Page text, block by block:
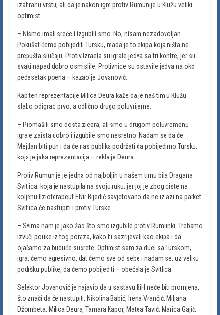
izabranu vrstu, ali da je nakon igre protiv Rumunije u Klužu veliki
optimist.
– Nismo imali sreće i izgubili smo. No, nisam nezadovoljan.
Pokušat ćemo pobijediti Tursku, mada je to ekipa koja ništa ne
prepušta slučaju. Protiv Izraela su igrale jedva sa tri kontre, jer su
svaki napad dobro osmislile. Protivnice su ostavile jedva na oko
pedesetak poena – kazao je Jovanović.
Kapiten reprezentacije Milica Deura kaže da je naš tim u Klužu
slabo odigrao prvo, a odlično drugo poluvrijeme.
– Promašili smo dosta zicera, ali smo u drugom poluvremenu
igrale zaista dobro i izgubile smo nesretno. Nadam se da će
Mejdan biti pun i da će nas publika podržati da pobijedimo Tursku,
koja je jaka reprezentacija – rekla je Deura.
Protiv Rumunije je jedna od najboljih u našem timu bila Dragana
Svitlica, koja je nastupila na svoju ruku, jer joj je zbog ciste na
koljenu fizioterapeut Elvir Bijedić savjetovano da ne izlazi na parket.
Svitlica će nastupiti i protiv Turske.
– Svima nam je jako žao što smo izgubile protiv Rumunki. Trebamo
izvuči pouke iz tog poraza, kako bi sazrijevali kao ekipa i da
ojačamo za buduće susrete. Optimist sam za duel sa Turskom,
igrat ćemo agresivno, dat ćemo sve od sebe i nadam se, uz veliku
podršku publike, da ćemo pobijediti – obećala je Svitlica.
Selektor Jovanović je najavio da u sastavu BiH neće biti promjena,
što znači da će nastupiti: Nikolina Babić, Irena Vrančić, Miljana
Džombeta, Milica Deura, Tamara Kapor, Matea Tavić, Marica Gajić,